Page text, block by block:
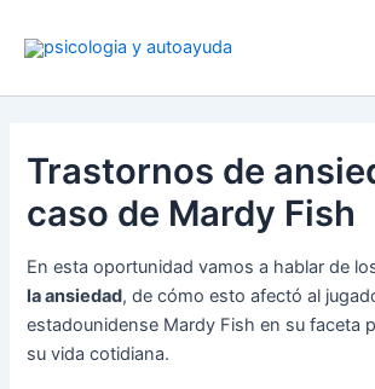
Trastornos de
caso de Mardy Fish
En esta oportunidad vamos a hablar de
la ansiedad, de cómo esto afectó al
estadounidense Mardy Fish en su faceta
su vida cotidiana.